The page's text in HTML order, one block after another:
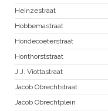
Heinzestraat
Hobbemastraat
Hondecoeterstraat
Honthorststraat
J.J. Viottastraat
Jacob Obrechtstraat
Jacob Obrechtplein